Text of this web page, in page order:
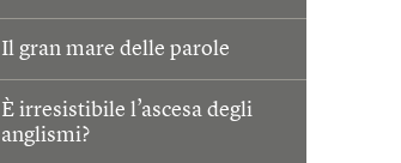
Il gran mare delle parole
È irresistibile l’ascesa degli
anglismi?